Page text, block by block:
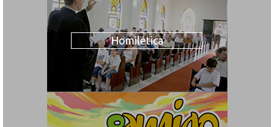
Homilética